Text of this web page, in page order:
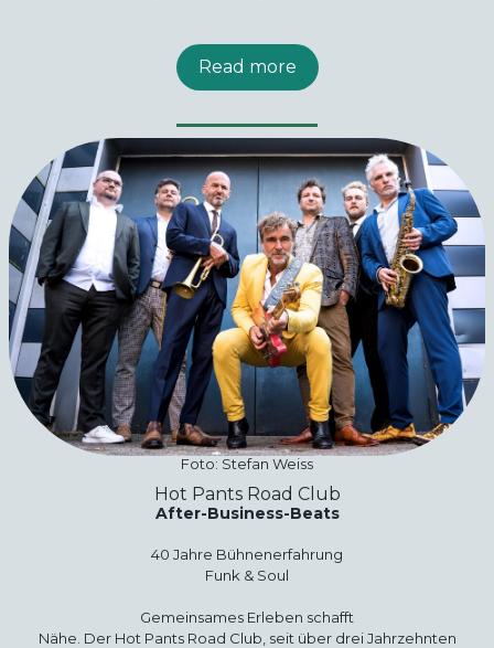
Read more
Foto: Stefan Weiss
Hot Pants Road Club
After-Business-Beats
40 Jahre Bühnenerfahrung
Funk & Soul
Gemeinsames Erleben schafft
Nähe. Der Hot Pants Road Club, seit über drei Jahrzehnten